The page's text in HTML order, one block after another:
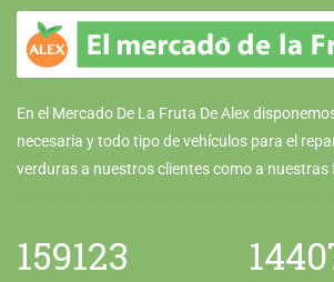
En el Mercado De La Fruta De Alex
necesaria y todo tipo de vehículos para el
verduras a nuestros clientes como a
159123